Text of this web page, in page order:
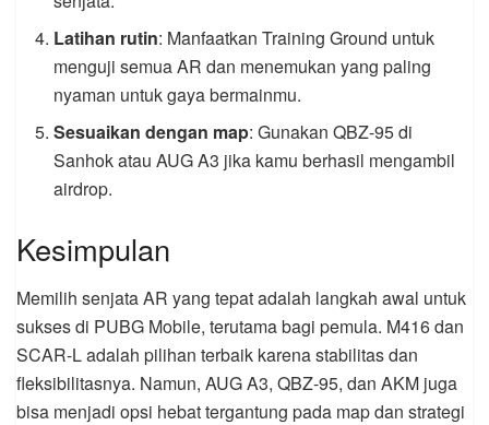
Latihan rutin: Manfaatkan Training Ground untuk
menguji semua AR dan menemukan yang paling
nyaman untuk gaya bermainmu.
Sesuaikan dengan map: Gunakan QBZ-95 di
Sanhok atau AUG A3 jika kamu berhasil mengambil
airdrop.
Kesimpulan
Memilih senjata AR yang tepat adalah langkah awal untuk
sukses di PUBG Mobile, terutama bagi pemula. M416 dan
SCAR-L adalah pilihan terbaik karena stabilitas dan
fleksibilitasnya. Namun, AUG A3, QBZ-95, dan AKM juga
bisa menjadi opsi hebat tergantung pada map dan strategi